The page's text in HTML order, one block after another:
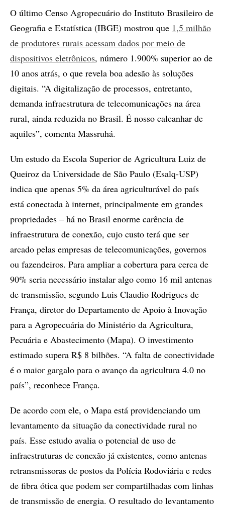
O último Censo Agropecuário do Instituto Brasileiro de
Geografia e Estatística (IBGE) mostrou que 1,5 milhão
de produtores rurais acessam dados por meio de
dispositivos eletrônicos, número 1.900% superior ao de
10 anos atrás, o que revela boa adesão às soluções
digitais. “A digitalização de processos, entretanto,
demanda infraestrutura de telecomunicações na área
rural, ainda reduzida no Brasil. É nosso calcanhar de
aquiles”, comenta Massruhá.
Um estudo da Escola Superior de Agricultura Luiz de
Queiroz da Universidade de São Paulo (Esalq-USP)
indica que apenas 5% da área agriculturável do país
está conectada à internet, principalmente em grandes
propriedades – há no Brasil enorme carência de
infraestrutura de conexão, cujo custo terá que ser
arcado pelas empresas de telecomunicações, governos
ou fazendeiros. Para ampliar a cobertura para cerca de
90% seria necessário instalar algo como 16 mil antenas
de transmissão, segundo Luis Claudio Rodrigues de
França, diretor do Departamento de Apoio à Inovação
para a Agropecuária do Ministério da Agricultura,
Pecuária e Abastecimento (Mapa). O investimento
estimado supera R$ 8 bilhões. “A falta de conectividade
é o maior gargalo para o avanço da agricultura 4.0 no
país”, reconhece França.
De acordo com ele, o Mapa está providenciando um
levantamento da situação da conectividade rural no
país. Esse estudo avalia o potencial de uso de
infraestruturas de conexão já existentes, como antenas
retransmissoras de postos da Polícia Rodoviária e redes
de fibra ótica que podem ser compartilhadas com linhas
de transmissão de energia. O resultado do levantamento